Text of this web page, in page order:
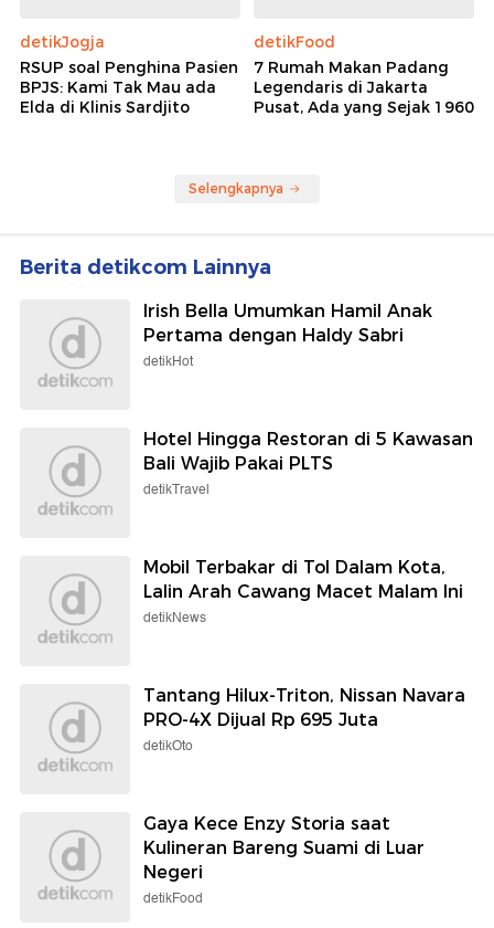
detikJogja
RSUP soal Penghina Pasien
BPJS: Kami Tak Mau ada
Elda di Klinis Sardjito
detikFood
7 Rumah Makan Padang
Legendaris di Jakarta
Pusat, Ada yang Sejak 1960
Selengkapnya
Berita detikcom Lainnya
Irish Bella Umumkan Hamil Anak
Pertama dengan Haldy Sabri
detikHot
Hotel Hingga Restoran di 5 Kawasan
Bali Wajib Pakai PLTS
detikTravel
Mobil Terbakar di Tol Dalam Kota,
Lalin Arah Cawang Macet Malam Ini
detikNews
Tantang Hilux-Triton, Nissan Navara
PRO-4X Dijual Rp 695 Juta
detikOto
Gaya Kece Enzy Storia saat
Kulineran Bareng Suami di Luar
Negeri
detikFood